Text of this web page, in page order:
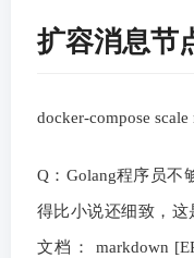
扩容消息节
docker-compose scale
Q：Golang程序员不
得比小说还细致，
文档： markdown